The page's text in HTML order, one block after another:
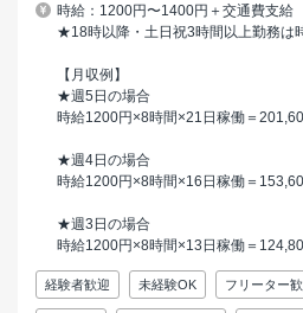
時給：1200円〜1400円＋交通費支給
★18時以降・土日祝3時間以上勤務は
【月収例】
★週5日の場合
時給1200円×8時間×21日稼働＝
★週4日の場合
時給1200円×8時間×16日稼働＝
★週3日の場合
時給1200円×8時間×13日稼働＝
経験者歓迎 未経験OK フリーター